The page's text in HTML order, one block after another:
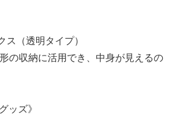
ス（透明タイプ）
収納に活用でき、中身が見えるの
ッズ》